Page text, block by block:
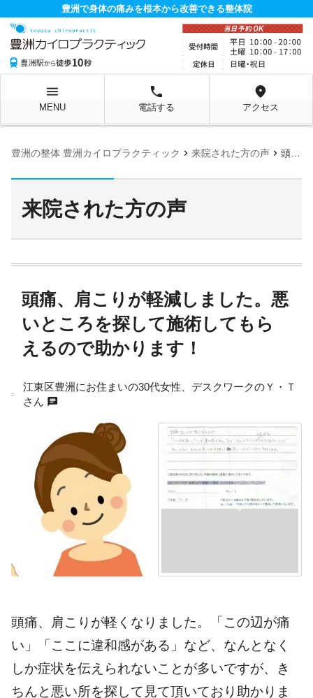
豊洲で身体の痛みを根本から改善できる整体院
menu
MENU
local_phone
電話する
location_on
アクセス
豊洲の整体 豊洲カイロプラクティック chevron_right 来院された方の声 chevron_right 頭痛、肩こりが軽減しました。悪いところを探して施術してもらえるので助かります！
来院された方の声
頭痛、肩こりが軽減しました。悪
いところを探して施術してもら
えるので助かります！
江東区豊洲にお住まいの30代女性、デスクワークのＹ・Ｔ
さん chat
頭痛、肩こりが軽くなりました。「この辺が痛
い」「ここに違和感がある」など、なんとなく
しか症状を伝えられないことが多いですが、き
ちんと悪い所を探して見て頂いており助かりま